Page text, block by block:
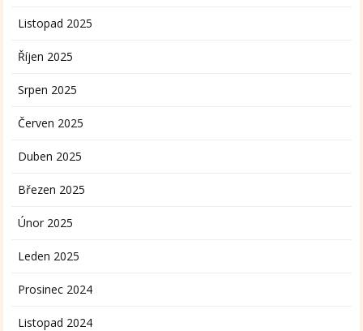
Listopad 2025
Říjen 2025
Srpen 2025
Červen 2025
Duben 2025
Březen 2025
Únor 2025
Leden 2025
Prosinec 2024
Listopad 2024